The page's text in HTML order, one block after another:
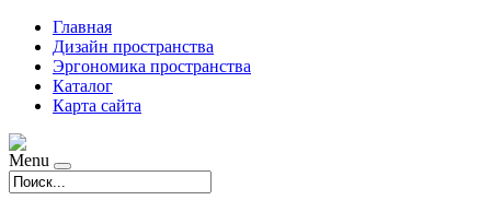
Главная
Дизайн пространства
Эргономика пространства
Каталог
Карта сайта
Menu